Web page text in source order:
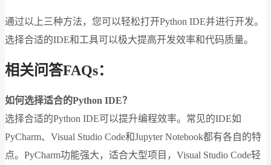
通过以上三种方法，您可以轻松打开Python IDE并进行开发。
选择合适的IDE和工具可以极大提高开发效率和代码质量。
相关问答FAQs：
如何选择适合的Python IDE？
选择合适的Python IDE可以提升编程效率。常见的IDE如
PyCharm、Visual Studio Code和Jupyter Notebook都有各自的特
点。PyCharm功能强大，适合大型项目，Visual Studio Code轻